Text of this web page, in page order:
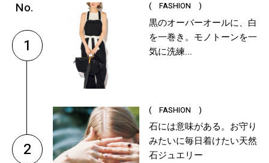
1
( FASHION )
黒のオーバーオールに、白
を一巻き。モノトーンを一
気に洗練...
2
( FASHION )
石には意味がある。お守り
みたいに毎日着けたい天然
石ジュエリー